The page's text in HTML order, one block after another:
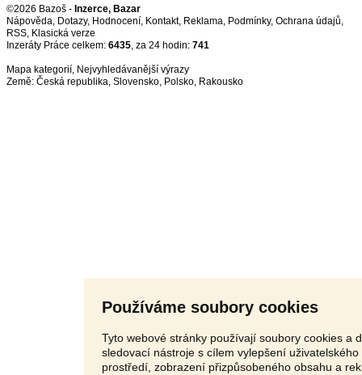
Používáme soubory cookies
Tyto webové stránky používají soubory cookies a
sledovací nástroje s cílem vylepšení uživatelského
prostředí, zobrazení přizpůsobeného obsahu a
©2026 Bazoš - Inzerce, Bazar
Nápověda, Dotazy, Hodnocení, Kontakt, Reklama, Podmínky, Ochrana údajů,
RSS,
Inzeráty Práce celkem: 6435, za 24 hodin: 741
Mapa kategorií, Nejvyhledávanější výrazy
Země: Česká republika, Slovensko, Polsko, Rakousko